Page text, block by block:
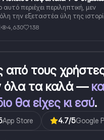
περιέχει περιληπτική, μεν
όλη την εξεταστέα ύλη της
πρώτα 3 Κεφάλαια, δηλαδή την
έγγραφο έχει γραφτεί με προσοχή
4,630 138
από τους
όλα τα καλά —
θα είχες κι εσύ.
App Store 4.7/5Google